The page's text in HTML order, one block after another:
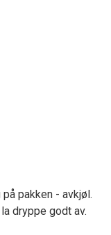
pakken - avkjøl.
dryppe godt av.